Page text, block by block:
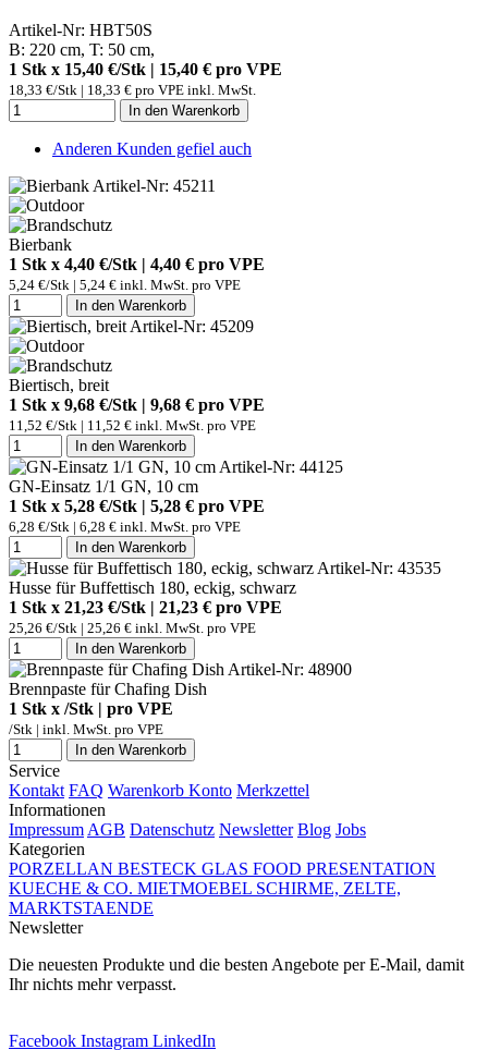
Artikel-Nr: HBT50S
B: 220 cm, T: 50 cm,
1 Stk x 15,40 €/Stk | 15,40 € pro VPE
18,33 €/Stk | 18,33 € pro VPE inkl. MwSt.
In den Warenkorb
Anderen Kunden gefiel auch
Artikel-Nr: 45211
Bierbank
1 Stk x 4,40 €/Stk | 4,40 € pro VPE
5,24 €/Stk | 5,24 € inkl. MwSt. pro VPE
In den Warenkorb
Artikel-Nr: 45209
Biertisch, breit
1 Stk x 9,68 €/Stk | 9,68 € pro VPE
11,52 €/Stk | 11,52 € inkl. MwSt. pro VPE
In den Warenkorb
Artikel-Nr: 44125
GN-Einsatz 1/1 GN, 10 cm
1 Stk x 5,28 €/Stk | 5,28 € pro VPE
6,28 €/Stk | 6,28 € inkl. MwSt. pro VPE
In den Warenkorb
Artikel-Nr: 43535
Husse für Buffettisch 180, eckig, schwarz
1 Stk x 21,23 €/Stk | 21,23 € pro VPE
25,26 €/Stk | 25,26 € inkl. MwSt. pro VPE
In den Warenkorb
Artikel-Nr: 48900
Brennpaste für Chafing Dish
1 Stk x /Stk | pro VPE
/Stk | inkl. MwSt. pro VPE
In den Warenkorb
Service
Kontakt FAQ Warenkorb Konto Merkzettel
Informationen
Impressum AGB Datenschutz Newsletter Blog Jobs
Kategorien
PORZELLAN BESTECK GLAS FOOD PRESENTATION
KUECHE & CO. MIETMOEBEL SCHIRME, ZELTE,
MARKTSTAENDE
Newsletter
Die neuesten Produkte und die besten Angebote per E-Mail, damit
Ihr nichts mehr verpasst.
Facebook Instagram LinkedIn